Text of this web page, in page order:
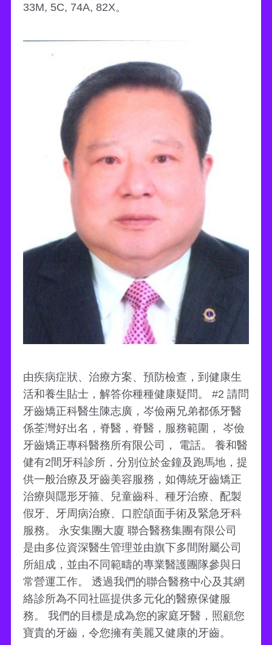
33M, 5C, 74A, 82X。
由疾病症狀、治療方案、預防檢查，到健康生
活和養生貼士，解答你種種健康疑問。 #2 請問
牙齒矯正科醫生陳志廣，岑儉兩兄弟都係牙醫
係荃灣好出名，脊醫，脊醫，服務範圍， 岑儉
牙齒矯正專科醫務所有限公司， 電話。 養和醫
健有2間牙科診所，分別位於金鐘及跑馬地，提
供一般治療及牙齒美容服務，如傳統牙齒矯正
治療與隱形牙箍、兒童齒科、種牙治療、配製
假牙、牙周病治療、口腔頜面手術及緊急牙科
服務。 永安集團大廈 聯合醫務集團有限公司
是由多位資深醫生管理並由旗下多間附屬公司
所組成，並由不同範疇的專業醫護團隊參與日
常營運工作。 透過我們的聯合醫務中心及其網
絡診所為不同社區提供多元化的醫療保健服
務。 我們的目標是成為您的家庭牙醫，照顧您
寶貴的牙齒，令您擁有美麗又健康的牙齒。